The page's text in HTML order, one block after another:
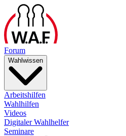
Forum
Wahlwissen
Arbeitshilfen
Wahlhilfen
Videos
Digitaler Wahlhelfer
Seminare